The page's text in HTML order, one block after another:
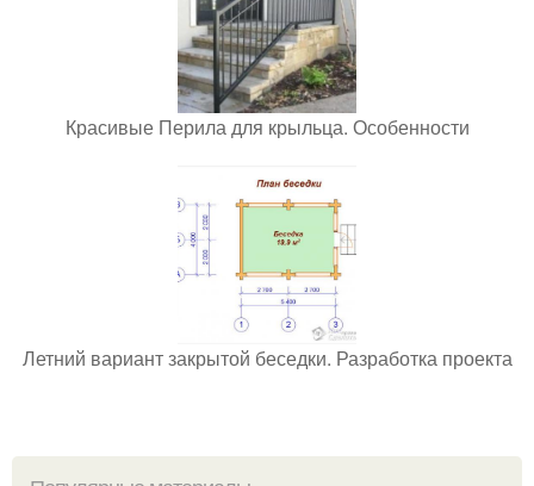
Красивые Перила для крыльца. Особенности
Летний вариант закрытой беседки. Разработка проекта